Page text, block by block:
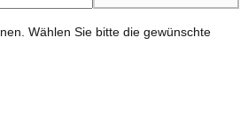
Wählen Sie bitte die gewünschte